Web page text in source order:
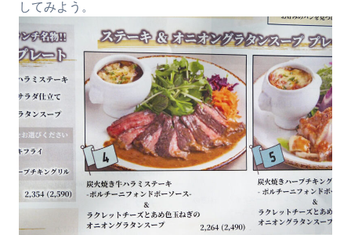
してみよう。